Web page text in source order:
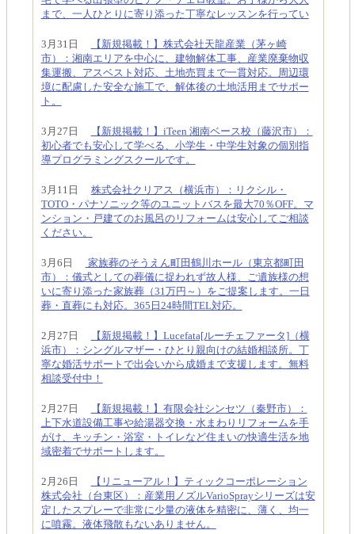
まで、一人ひとりに寄り添った丁寧なレッスンを行ってい
3月31日
【新規掲載！】株式会社天龍産業（茅ヶ崎
市）：湘南エリアを中心に、建物解体工事、産業廃棄物収
集運搬、アスベスト対応、土地売買まで一貫対応。周辺環
境に配慮した安全な施工で、解体後の土地活用までサポー
ト。
3月27日
【新規掲載！】iTeen 湘南ベース校（藤沢市）：
初心者でも安心して学べる、小学生・中学生対象の個別指
導プログラミングスクールです。
3月11日 株式会社クリアス（横浜市）：リクシル・
TOTO・パナソニック等のユニットバスを最大70％OFF。マ
ンション・戸建てのお風呂のリフォームは安心してご相談
ください。
3月6日
家族葬のそうえん町田鶴川ホール（東京都町田
市）：儀式としての葬儀に捉われず故人様、ご遺族様の想
いに寄り添った家族葬（31万円～）をご提案します。一日
葬・直葬にも対応。365日24時間TEL対応。
2月27日
【新規掲載！】Lucefata[ルーチェファータ]（横
浜市）：シングルマザー・ひとり親向けの結婚相談所。丁
寧な婚活サポートで出会いから成婚まで支援します。無料
相談受付中！
2月27日
【新規掲載！】有限会社シンセツ（秦野市）：
上下水道設備工事や給湯器交換・水まわりリフォームを手
がけ、キッチン・浴室・トイレなど住まいの快適生活を地
域密着でサポートします。
2月26日
【リニューアル！】ティックコーポレーション
株式会社（台東区）：産業用ノズルVarioSprayシリーズは安
定したスプレーで非常に少量の液体を精密に、薄く、均一
に噴霧。液体飛散もないありません。